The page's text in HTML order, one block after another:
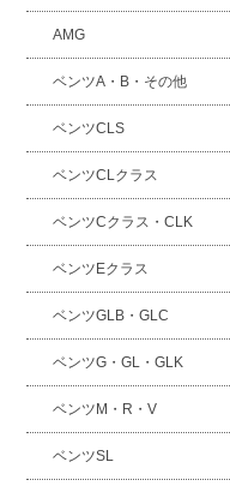
AMG
ベンツA・B・その他
ベンツCLS
ベンツCLクラス
ベンツCクラス・CLK
ベンツEクラス
ベンツGLB・GLC
ベンツG・GL・GLK
ベンツM・R・V
ベンツSL